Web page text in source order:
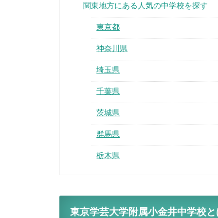
関東地方にある人気の中学校を探す
東京都
神奈川県
埼玉県
千葉県
茨城県
群馬県
栃木県
東京学芸大学附属小金井中学校と